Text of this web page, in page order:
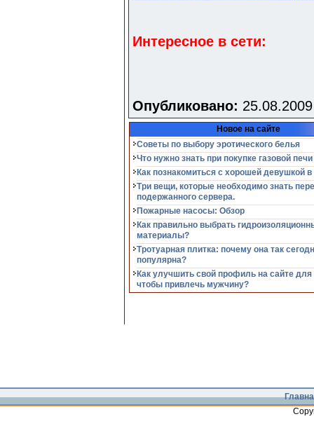
Интересное в сети:
Опубликовано:
Новое на сайте
Советы по выбору эротического белья
Что нужно знать при покупке газовой печи
Как познакомиться с хорошей девушкой в
Три вещи, которые необходимо знать
подержанного сервера.
Пожарные насосы: Обзор
Как правильно выбрать
материалы?
Тротуарная плитка: почему она так
популярна?
Как улучшить свой профиль на сайте для
чтобы привлечь мужчину?